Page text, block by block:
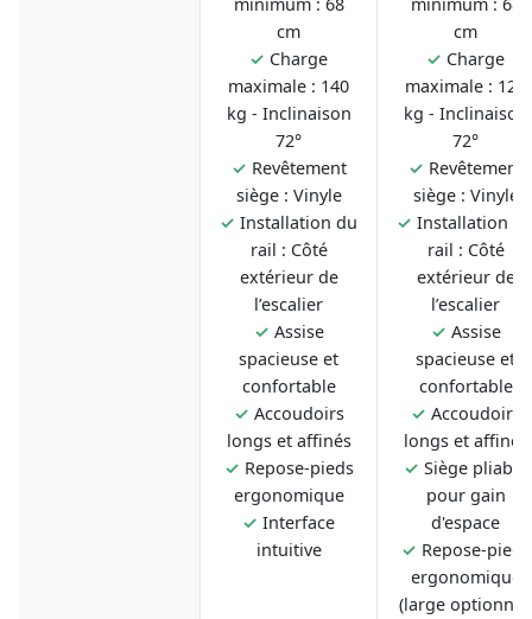
cm
✓ Charge
maximale : 140
kg - Inclinaison
72°
✓ Revêtement
siège : Vinyle
✓ Installation du
rail : Côté
extérieur de
l’escalier
✓ Assise
spacieuse et
confortable
✓ Accoudoirs
longs et affinés
✓ Repose-pieds
ergonomique
✓ Interface
intuitive
cm
✓ Charge
maximale : 125
kg - Inclinaison
72°
✓ Revêtement
siège : Vinyle
✓ Installation
rail : Côté
extérieur de
l’escalier
✓ Assise
spacieuse et
confortable
✓ Accoudoirs
longs et affinés
✓ Siège pliable
pour gain
d'espace
✓ Repose-pieds
ergonomique
(large optionnel)